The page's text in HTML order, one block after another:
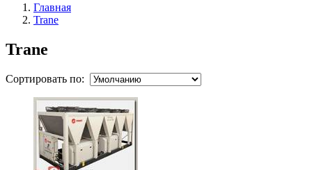
Главная
Trane
Trane
Сортировать по: